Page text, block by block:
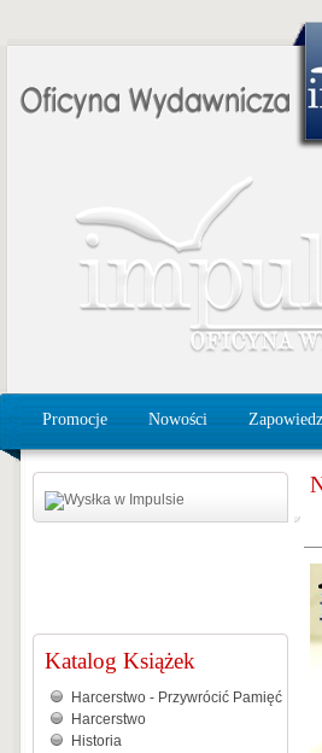
Promocje Nowości
Katalog Książek
Harcerstwo - Przywrócić Pamięć
Harcerstwo
Historia